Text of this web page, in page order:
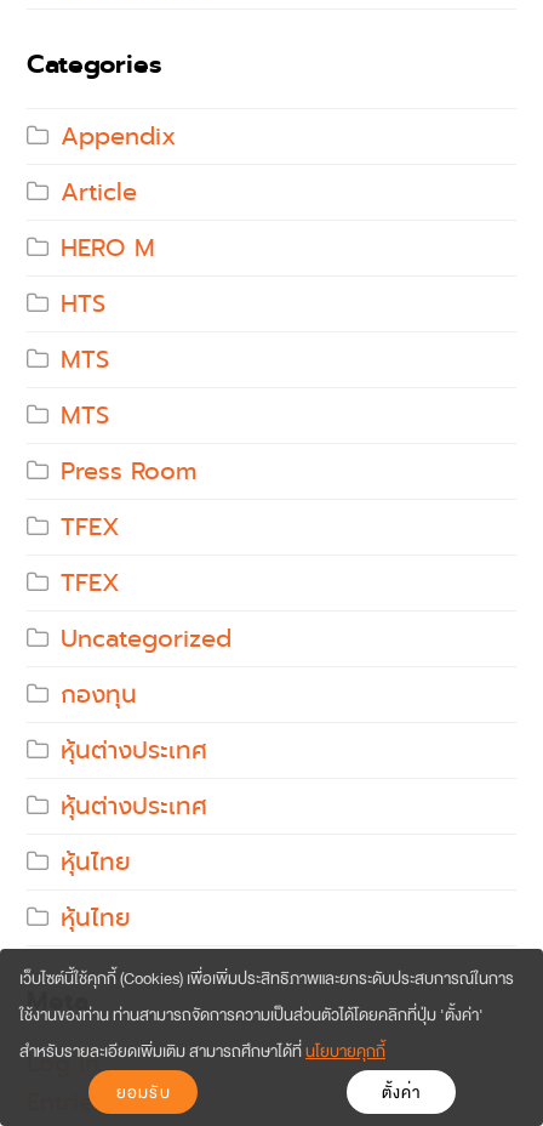
Categories
Appendix
Article
HERO M
HTS
MTS
MTS
Press Room
TFEX
TFEX
Uncategorized
กองทุน
หุ้นต่างประเทศ
หุ้นต่างประเทศ
หุ้นไทย
หุ้นไทย
Meta
Log in
Entries feed
เว็บไซต์นี้ใช้คุกกี้ (Cookies) เพื่อเพิ่มประสิทธิภาพและยกระดับประสบการณ์ในการ
ใช้งานของท่าน ท่านสามารถจัดการความเป็นส่วนตัวได้โดยคลิกที่ปุ่ม 'ตั้งค่า'
สำหรับรายละเอียดเพิ่มเติม สามารถศึกษาได้ที่นโยบายคุกกี้
ยอมรับ
ตั้งค่า